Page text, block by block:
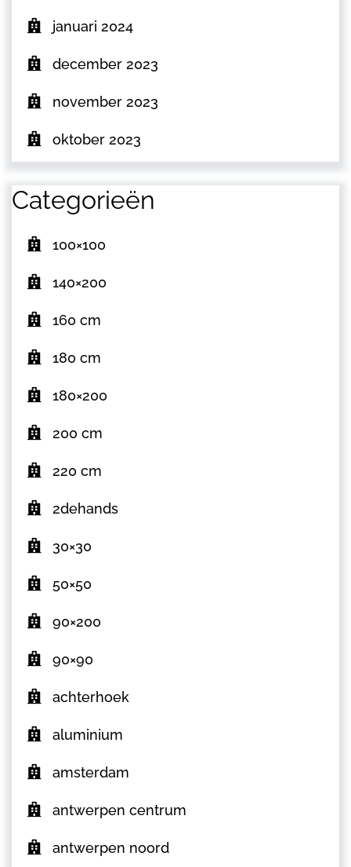
januari 2024
december 2023
november 2023
oktober 2023
Categorieën
100×100
140×200
160 cm
180 cm
180×200
200 cm
220 cm
2dehands
30×30
50×50
90×200
90×90
achterhoek
aluminium
amsterdam
antwerpen centrum
antwerpen noord